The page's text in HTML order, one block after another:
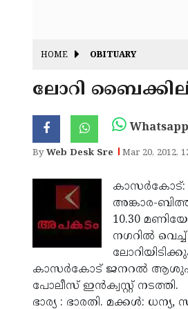
HOME OBITUARY
ലോറി
ByWeb Desk Sre Mar 20, 2012,
കാസര്‍കോട്:
അങ്കാര-
10.30
നഗറില്‍
കാസര്‍കോട് ജനറല്‍
പോലീസ് ഇന്‍ക്വസ്റ്റ് നടത്തി.
ഭാര്യ : ഭാരതി. മക്കള്‍: